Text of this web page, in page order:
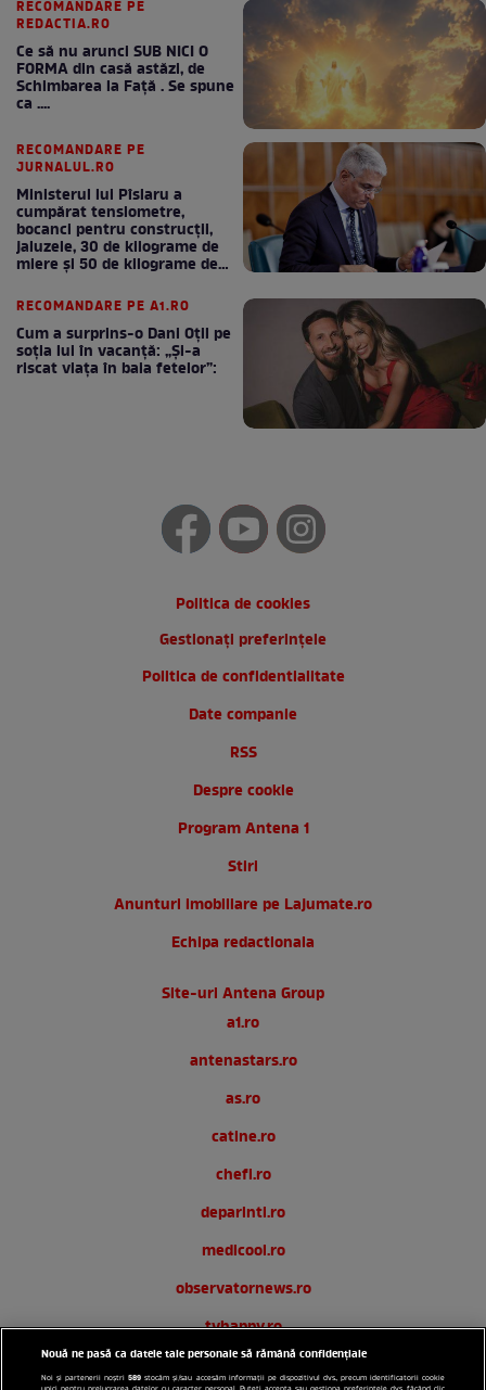
RECOMANDARE PE
REDACTIA.RO
Ce să nu arunci SUB NICI O
FORMA din casă astăzi, de
Schimbarea la Față . Se spune
ca ....
RECOMANDARE PE
JURNALUL.RO
Ministerul lui Pîslaru a
cumpărat tensiometre,
bocanci pentru construcții,
jaluzele, 30 de kilograme de
miere și 50 de kilograme de
RECOMANDARE PE A1.RO
Cum a surprins-o Dani Oțil pe
soția lui în vacanță: „Și-a
riscat viața în baia fetelor”:
Politica de cookies
Gestionați preferințele
Politica de confidentialitate
Date companie
RSS
Despre cookie
Program Antena 1
Stiri
Anunturi imobiliare pe Lajumate.ro
Echipa redactionala
Site-uri Antena Group
a1.ro
antenastars.ro
as.ro
catine.ro
chefi.ro
deparinti.ro
medicool.ro
observatornews.ro
tvhappy.ro
useit.ro
Nouă ne pasă ca datele tale personale să rămână confidențiale
Noi și partenerii noștri589 stocăm și/sau accesăm informații pe dispozitivul dvs., precum identificatorii cookie